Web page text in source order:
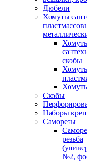
Дюбели
Хомуты
скобы
Скобы
Наборы
Саморезы
резьба
№2,